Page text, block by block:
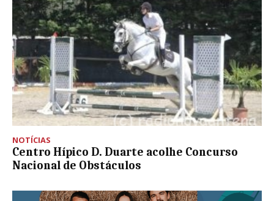
NOTÍCIAS
Centro Hípico D. Duarte acolhe Concurso
Nacional de Obstáculos